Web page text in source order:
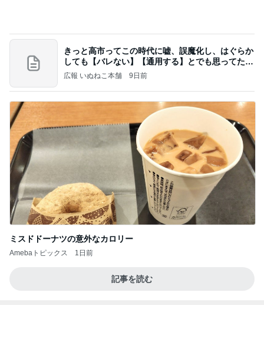
きっと高市ってこの時代に嘘、誤魔化し、はぐらか
しても【バレない】【通用する】とでも思ってたん
だろ
広報 いぬねこ本舗 9日前
ミスドドーナツの意外なカロリー
Amebaトピックス 1日前
記事を読む